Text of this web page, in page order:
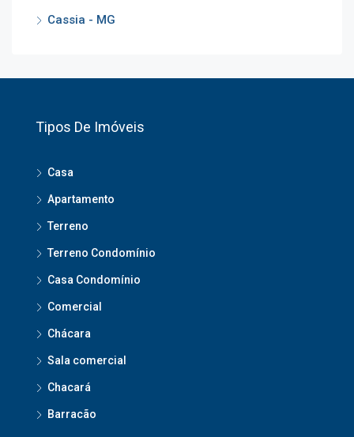
Cassia - MG
Tipos De Imóveis
Casa
Apartamento
Terreno
Terreno Condomínio
Casa Condomínio
Comercial
Chácara
Sala comercial
Chacará
Barracão